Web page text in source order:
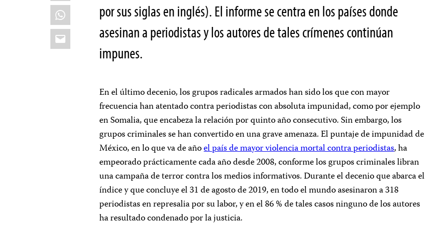
WhatsApp
Email
por sus siglas en inglés). El informe se centra en los países donde
asesinan a periodistas y los autores de tales crímenes continúan
impunes.
En el último decenio, los grupos radicales armados han sido los que con mayor
frecuencia han atentado contra periodistas con absoluta impunidad, como por ejemplo
en Somalia, que encabeza la relación por quinto año consecutivo. Sin embargo, los
grupos criminales se han convertido en una grave amenaza. El puntaje de impunidad de
México, en lo que va de añoel país de mayor violencia mortal contra periodistas, ha
empeorado prácticamente cada año desde 2008, conforme los grupos criminales libran
una campaña de terror contra los medios informativos. Durante el decenio que abarca el
índice y que concluye el 31 de agosto de 2019, en todo el mundo asesinaron a 318
periodistas en represalia por su labor, y en el 86 % de tales casos ninguno de los autores
ha resultado condenado por la justicia.